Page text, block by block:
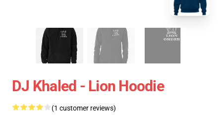
DJ Khaled - Lion Hoodie
(1 customer reviews)